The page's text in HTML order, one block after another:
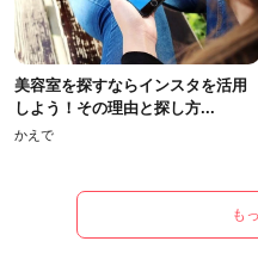
美容室を探すならインスタを活用
しよう！その理由と探し方...
かえで
も